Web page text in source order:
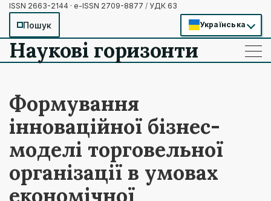
ISSN 2663-2144 · e-ISSN 2709-8877 / УДК 63
Пошук Українська
Наукові горизонти ——
——
——
Формування
інноваційної бізнес-
моделі торговельної
організації в умовах
економічної